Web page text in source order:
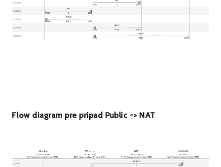
Flow diagram pre prípad Public -> NAT